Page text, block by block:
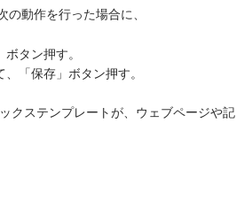
動作を行った場合に、
タン押す。
「保存」ボタン押す。
クステンプレートが、ウェブページや記